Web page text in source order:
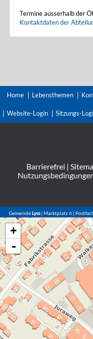
Termine ausserhalb der
Kontaktdaten der
Home Lebensthemen
Website-Login Sitzungs-
Barrierefrei |
GemeindeLyss| Marktplatz 6 |